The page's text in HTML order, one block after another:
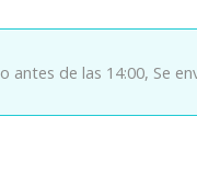
antes de las 14:00, Se